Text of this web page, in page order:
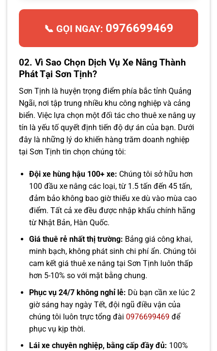
📞 GỌI NGAY: 0976699469
02. Vì Sao Chọn Dịch Vụ Xe Nâng Thành
Phát Tại Sơn Tịnh?
Sơn Tịnh là huyện trọng điểm phía bắc tỉnh Quảng
Ngãi, nơi tập trung nhiều khu công nghiệp và cảng
biển. Việc lựa chọn một đối tác cho thuê xe nâng uy
tín là yếu tố quyết định tiến độ dự án của bạn. Dưới
đây là những lý do khiến hàng trăm doanh nghiệp
tại Sơn Tịnh tin chọn chúng tôi:
Đội xe hùng hậu 100+ xe: Chúng tôi sở hữu hơn
100 đầu xe nâng các loại, từ 1.5 tấn đến 45 tấn,
đảm bảo không bao giờ thiếu xe dù vào mùa cao
điểm. Tất cả xe đều được nhập khẩu chính hãng
từ Nhật Bản, Hàn Quốc.
Giá thuê rẻ nhất thị trường: Bảng giá công khai,
minh bạch, không phát sinh chi phí ẩn. Chúng tôi
cam kết giá thuê xe nâng tại Sơn Tịnh luôn thấp
hơn 5-10% so với mặt bằng chung.
Phục vụ 24/7 không nghỉ lễ: Dù bạn cần xe lúc 2
giờ sáng hay ngày Tết, đội ngũ điều vận của
chúng tôi luôn trực tổng đài 0976699469 để
phục vụ kịp thời.
Lái xe chuyên nghiệp, bằng cấp đầy đủ: 100%